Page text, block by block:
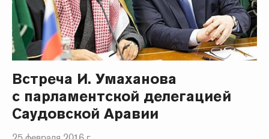
Встреча И. Умаханова
с парламентской делегацией
Саудовской Аравии